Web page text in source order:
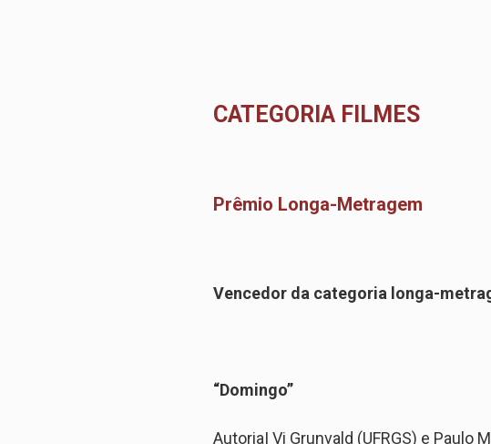
CATEGORIA FILMES
Prêmio Longa-Metragem
Vencedor da categoria longa-
“Domingo”
Autoria| Vi Grunvald (UFRGS) e Paulo